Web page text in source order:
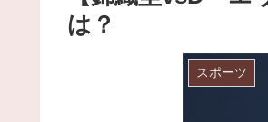
は？
スポーツ